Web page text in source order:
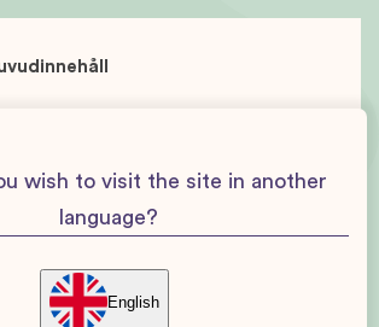
wish to visit the site in another
language?
English